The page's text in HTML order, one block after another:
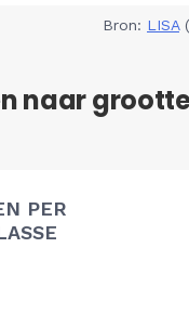
Bron: LISA
naar
PER